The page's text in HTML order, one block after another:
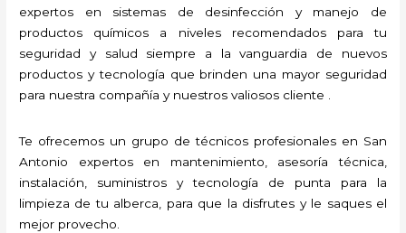
expertos en sistemas de desinfección y manejo de
productos químicos a niveles recomendados para tu
seguridad y salud siempre a la vanguardia de nuevos
productos y tecnología que brinden una mayor seguridad
para nuestra compañía y nuestros valiosos cliente .
Te ofrecemos un grupo de técnicos profesionales en San
Antonio expertos en mantenimiento, asesoría técnica,
instalación, suministros y tecnología de punta para la
limpieza de tu alberca, para que la disfrutes y le saques el
mejor provecho.